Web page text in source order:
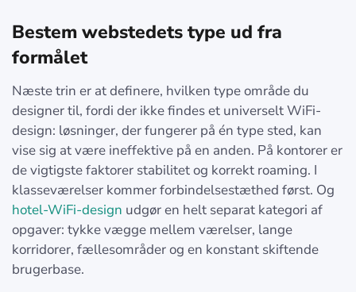
Bestem webstedets type ud fra
formålet
Næste trin er at definere, hvilken type område du
designer til, fordi der ikke findes et universelt WiFi-
design: løsninger, der fungerer på én type sted, kan
vise sig at være ineffektive på en anden. På kontorer er
de vigtigste faktorer stabilitet og korrekt roaming. I
klasseværelser kommer forbindelsestæthed først. Og
hotel-WiFi-design udgør en helt separat kategori af
opgaver: tykke vægge mellem værelser, lange
korridorer, fællesområder og en konstant skiftende
brugerbase.